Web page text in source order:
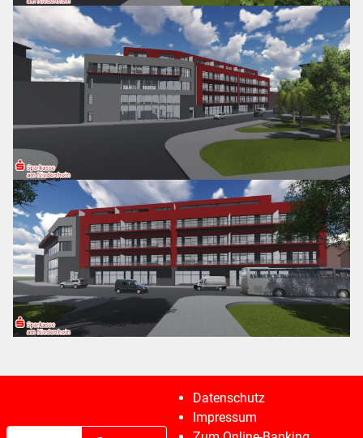
Suchen
Datenschutz
Impressum